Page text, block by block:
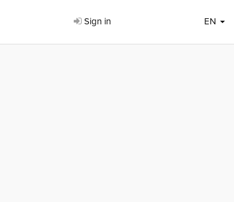
Sign in EN